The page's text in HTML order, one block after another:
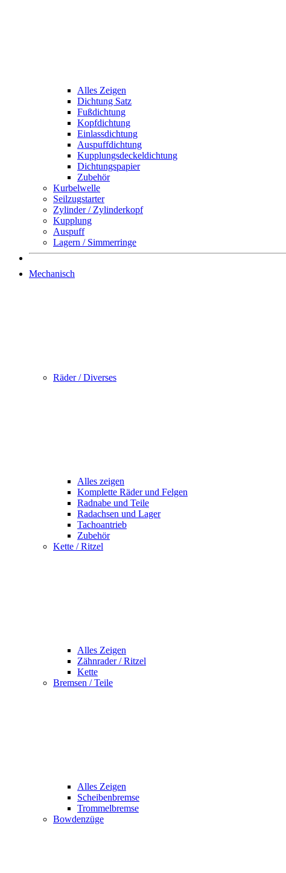
Alles Zeigen
Dichtung Satz
Fußdichtung
Kopfdichtung
Einlassdichtung
Auspuffdichtung
Kupplungsdeckeldichtung
Dichtungspapier
Zubehör
Kurbelwelle
Seilzugstarter
Zylinder / Zylinderkopf
Kupplung
Auspuff
Lagern / Simmerringe
Mechanisch
Räder / Diverses
Alles zeigen
Komplette Räder und Felgen
Radnabe und Teile
Radachsen und Lager
Tachoantrieb
Zubehör
Kette / Ritzel
Alles Zeigen
Zähnrader / Ritzel
Kette
Bremsen / Teile
Alles Zeigen
Scheibenbremse
Trommelbremse
Bowdenzüge